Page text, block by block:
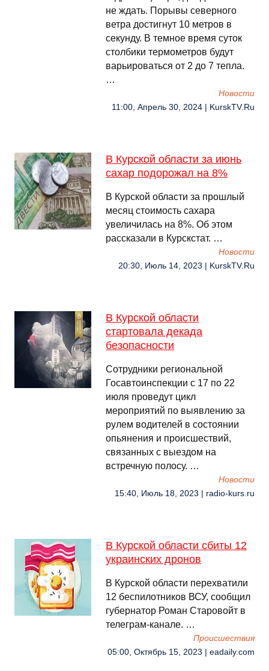
не ждать. Порывы северного
ветра достигнут 10 метров в
секунду. В темное время суток
столбики термометров будут
варьироваться от 2 до 7 тепла.
…
Новости
11:00, Апрель 30, 2024 | KurskTV.Ru
В Курской области за июнь
сахар подорожал на 8%
В Курской области за прошлый
месяц стоимость сахара
увеличилась на 8%. Об этом
рассказали в Курскстат. …
Новости
20:30, Июль 14, 2023 | KurskTV.Ru
В Курской области
стартовала декада
безопасности
Сотрудники региональной
Госавтоинспекции с 17 по 22
июля проведут цикл
мероприятий по выявлению за
рулем водителей в состоянии
опьянения и происшествий,
связанных с выездом на
встречную полосу. …
Новости
15:40, Июль 18, 2023 | radio-kurs.ru
В Курской области сбиты 12
украинских дронов
В Курской области перехватили
12 беспилотников ВСУ, сообщил
губернатор Роман Старовойт в
телеграм-канале. …
Происшествия
05:00, Октябрь 15, 2023 | eadaily.com